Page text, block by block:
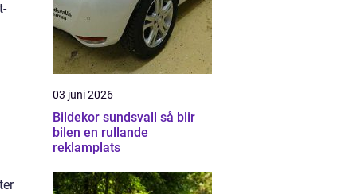
03 juni 2026
Bildekor sundsvall så blir
bilen en rullande
reklamplats